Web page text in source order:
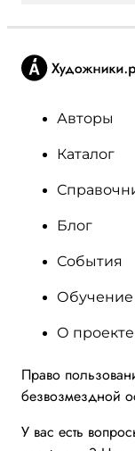
Авторы
Каталог
Блог
События
Обучение
О проекте
Право
безвозмездной
У вас есть